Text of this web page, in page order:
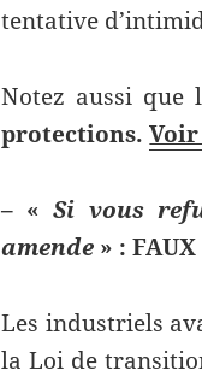
tentative
Notez aussi que
protections.
– « Si vous
amende » : FAUX
Les industriels
la Loi de